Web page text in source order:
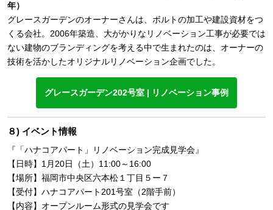
年）
グレースガーデンのオーナーさんは、ボルトの加工や建設資材をつ
くる会社。2006年築造、大がかりなリノベーション工事が必要では
ない建物のブランディングを考える中で生まれたのは、オーナーの
技術を活かしたオリジナルリノベーション企画でした。
グレースガーデン202号室 | リノベーション事例
８) イベント情報
『「ハナコアパート」リノベーション完成見学会』
【日時】1月20日（土）11:00～16:00
【場所】福岡市中央区六本松１丁目５ー７
【受付】ハナコアパート201号室（2階手前）
【内容】オープンルーム形式の見学会です